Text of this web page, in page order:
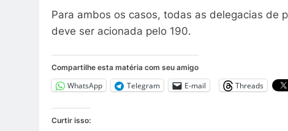
Para ambos os casos, todas as delegacias de
deve ser acionada pelo 190.
Compartilhe esta matéria com seu amigo
WhatsApp Telegram E-mail Threads
Curtir isso: